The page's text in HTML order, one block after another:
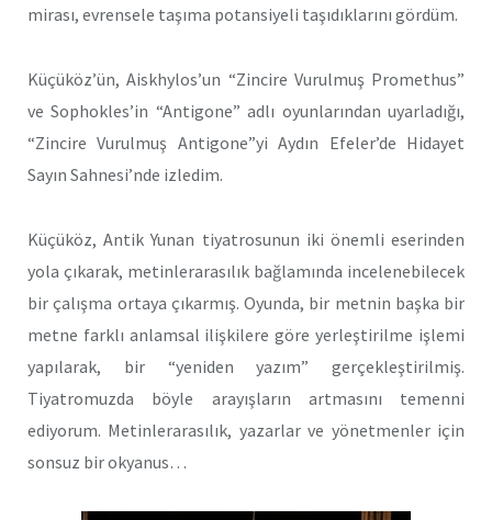
mirası, evrensele taşıma potansiyeli taşıdıklarını gördüm.
Küçüköz’ün, Aiskhylos’un “Zincire Vurulmuş Promethus”
ve Sophokles’in “Antigone” adlı oyunlarından uyarladığı,
“Zincire Vurulmuş Antigone”yi Aydın Efeler’de Hidayet
Sayın Sahnesi’nde izledim.
Küçüköz, Antik Yunan tiyatrosunun iki önemli eserinden
yola çıkarak, metinlerarasılık bağlamında incelenebilecek
bir çalışma ortaya çıkarmış. Oyunda, bir metnin başka bir
metne farklı anlamsal ilişkilere göre yerleştirilme işlemi
yapılarak, bir “yeniden yazım” gerçekleştirilmiş.
Tiyatromuzda böyle arayışların artmasını temenni
ediyorum. Metinlerarasılık, yazarlar ve yönetmenler için
sonsuz bir okyanus…